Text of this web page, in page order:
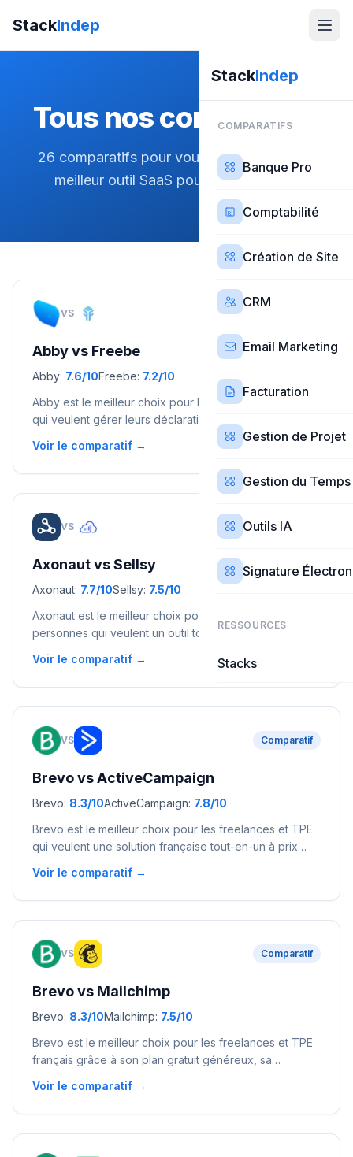
StackIndep
StackIndep
COMPARATIFS
Banque Pro
Comptabilité
Création de Site
CRM
Email Marketing
Facturation
Gestion de Projet
Gestion du Temps
Outils IA
Signature
RESSOURCES
Stacks
Tous nos comparatifs
26 comparatifs pour vous aider à choisir le
meilleur outil SaaS pour votre activité.
VS
Abbyvs Freebe
Abby: 7.6/10Freebe: 7.2/10
Abby est le meilleur choix pour les auto-entrepreneurs
qui veulent gérer leurs déclarations URSSAF et suivre
leurs seuils en temps réel. Freebe convient mieux à
ceux qui cherchent un outil de facturation plus complet
avec notes de frais et suivi de trésorerie.
Voir le comparatif →
VS Comparatif
AxonautvsSellsy
Axonaut: 7.7/10Sellsy: 7.5/10
Axonaut est le meilleur choix pour les TPE de 1 à 5
personnes qui veulent un outil tout-en-un à prix fixe
aux PME en croissance de 5 à 50 personnes qui ont
besoin de puissance CRM et d'intégrations avancées.
Voir le comparatif →
VS Comparatif
BrevovsActiveCampaign
Brevo: 8.3/10ActiveCampaign: 7.8/10
Brevo est le meilleur choix pour les freelances et TPE
qui veulent une solution française tout-en-un à prix
ActiveCampaign convient aux entreprises qui ont
besoin du moteur d'automation le plus puissant du
Voir le comparatif →
VS Comparatif
Brevovs Mailchimp
Brevo: 8.3/10Mailchimp: 7.5/10
Brevo est le meilleur choix pour les freelances et TPE
français grâce à son plan gratuit généreux, sa
convient si vous avez besoin d'un écosystème
d'intégrations massif et de templates professionnels,
Voir le comparatif →